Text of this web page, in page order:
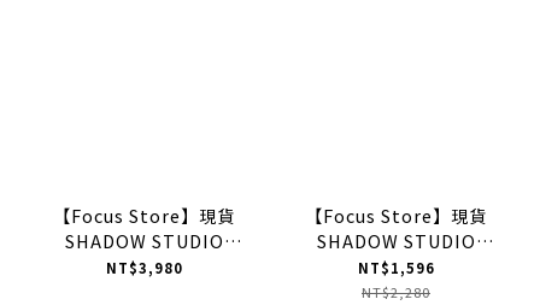
【Focus Store】現貨
SHADOW STUDIO
SHADOW PROJECT -
NT$3,980
【Focus Store】現貨
SHADOW STUDIO
GORTHE OVERSIZE
HOODIE / 歌德字體忍者袖
NT$1,596
NT$2,280